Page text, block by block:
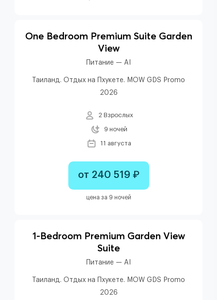
One Bedroom Premium Suite Garden
View
Питание — AI
Таиланд. Отдых на Пхукете. MOW GDS Promo
2026
2 Взрослых
9 ночей
11 августа
от 240 519 ₽
цена за 9 ночей
1-Bedroom Premium Garden View
Suite
Питание — AI
Таиланд. Отдых на Пхукете. MOW GDS Promo
2026